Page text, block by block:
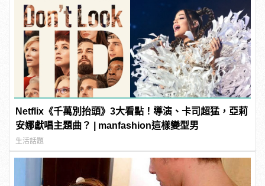
Netflix《千萬別抬頭》3大看點！導演、卡司超猛，亞莉
安娜獻唱主題曲？ | manfashion這樣變型男
生活話題